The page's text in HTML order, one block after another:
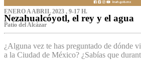
ENERO A ABRIL 2023 , 9-17 H.
Nezahualcóyotl, el rey y el agua
Patio del Alcázar
¿Alguna vez te has preguntado de dónde
a la Ciudad de México? ¿Sabías que